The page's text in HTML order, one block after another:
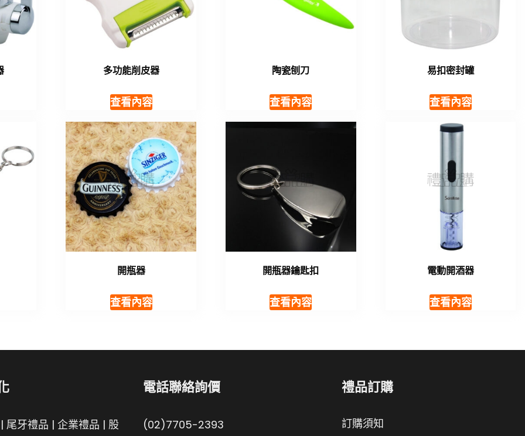
多功能削皮器
查看內容
陶瓷刨刀
查看內容
易扣密封罐
查看內容
開瓶器
查看內容
開瓶器鑰匙扣
查看內容
電動開酒器
查看內容
尾牙禮品 | 企業禮品 | 股
電話聯絡詢價
(02)7705-2393
禮品訂購
訂購須知